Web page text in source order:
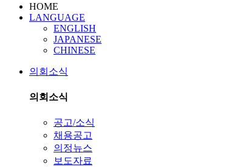
HOME
LANGUAGE
ENGLISH
JAPANESE
CHINESE
의회소식
의회소식
공고/소식
채용공고
의정뉴스
보도자료